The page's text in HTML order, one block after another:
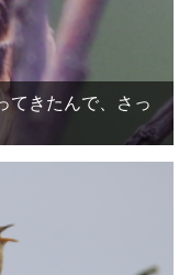
てきたんで、さっ